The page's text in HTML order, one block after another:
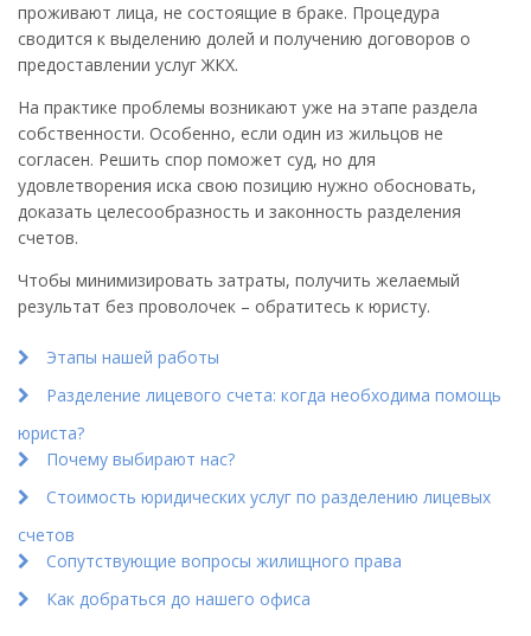
проживают лица, не состоящие в браке. Процедура
сводится к выделению долей и получению договоров о
предоставлении услуг ЖКХ.
На практике проблемы возникают уже на этапе раздела
собственности. Особенно, если один из жильцов не
согласен. Решить спор поможет суд, но для
удовлетворения иска свою позицию нужно обосновать,
доказать целесообразность и законность разделения
счетов.
Чтобы минимизировать затраты, получить желаемый
результат без проволочек – обратитесь к юристу.
Этапы нашей работы
Разделение лицевого счета: когда необходима помощь
юриста?
Почему выбирают нас?
Стоимость юридических услуг по разделению лицевых
счетов
Сопутствующие вопросы жилищного права
Как добраться до нашего офиса